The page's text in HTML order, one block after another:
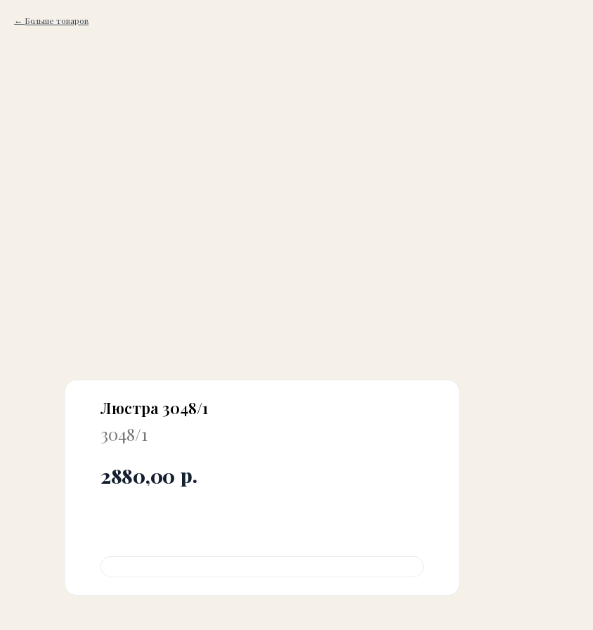
Больше товаров
Люстра 3048/1
3048/1
2880,00 р.